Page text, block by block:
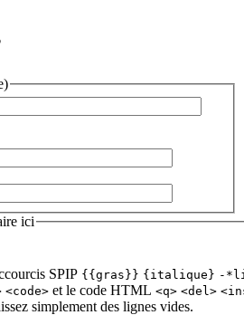
ici
SPIP {{gras}} {italique} -
<code> et le code HTML <q> <del>
simplement des lignes vides.